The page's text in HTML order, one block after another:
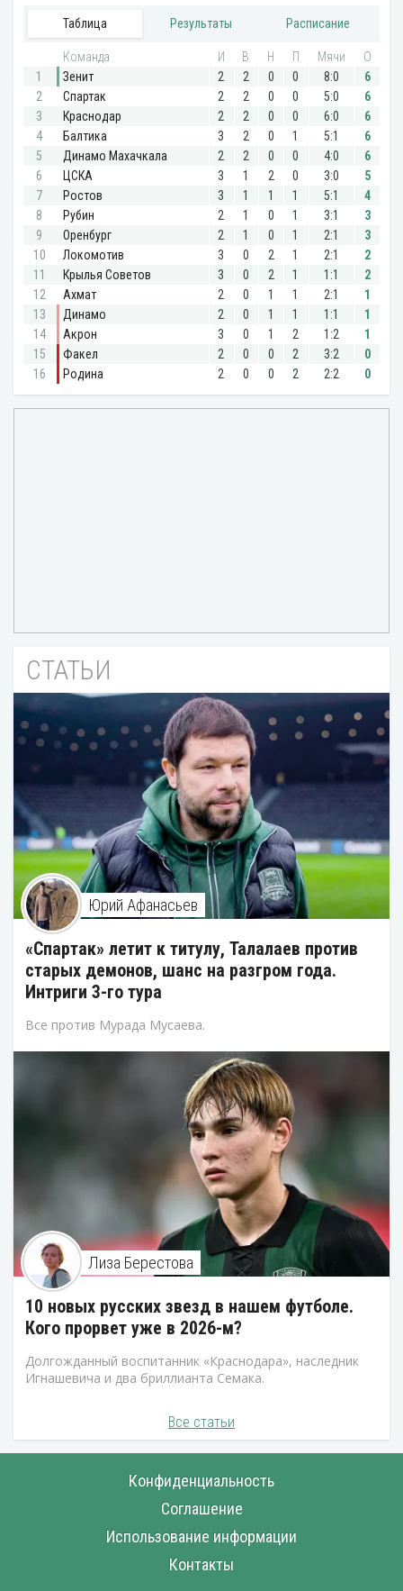
СТАТЬИ
Юрий Афанасьев
«Спартак» летит к титулу, Талалаев против
старых демонов, шанс на разгром года.
Интриги 3-го тура
Все против Мурада Мусаева.
Лиза Берестова
10 новых русских звезд в нашем футболе.
Кого прорвет уже в 2026-м?
Долгожданный воспитанник «Краснодара», наследник
Игнашевича и два бриллианта Семака.
Все статьи
Конфиденциальность
Соглашение
Использование информации
Контакты